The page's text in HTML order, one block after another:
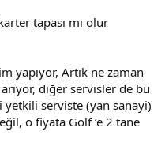
tapası mı olur
yapıyor, Artık ne zaman
diğer servisler de bu
yetkili serviste (yan sanayi)
o fiyata Golf ‘e 2 tane